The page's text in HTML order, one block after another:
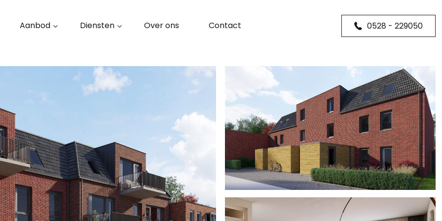
Aanbod Diensten Over ons Contact 0528 - 229050